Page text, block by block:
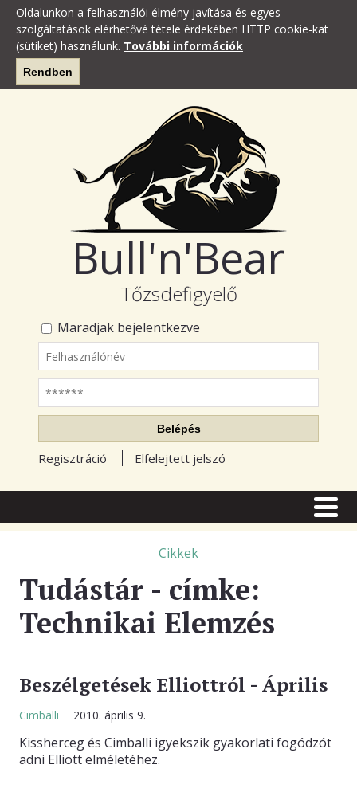
Oldalunkon a felhasználói élmény javítása és egyes
szolgáltatások elérhetővé tétele érdekében HTTP cookie-kat
(sütiket) használunk. További információk
Rendben
Bull'n'Bear
Tőzsdefigyelő
Maradjak bejelentkezve
Felhasználónév
Jelszó
Belépés
Regisztráció Elfelejtett jelszó
TŐZSDE FÓRUM
TUDÁSTÁR
BLOGOK
ELŐFIZETÉS
KAPCSOLAT
Cikkek
Tudástár - címke:
Technikai Elemzés
Beszélgetések Elliottról - Április
Cimballi 2010. április 9.
Kissherceg és Cimballi igyekszik gyakorlati fogódzót
adni Elliott elméletéhez.